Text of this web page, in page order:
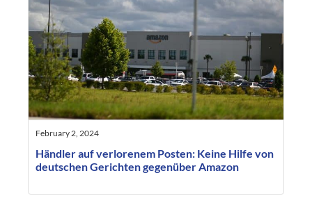
February 2, 2024
Händler auf verlorenem Posten: Keine Hilfe von
deutschen Gerichten gegenüber Amazon